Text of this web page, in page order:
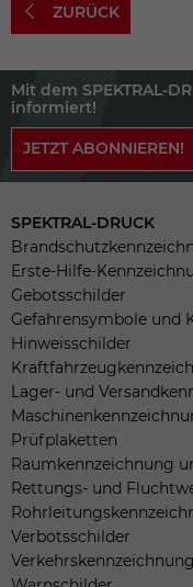
ZURÜCK
Mit dem SPEKTRAL-
informiert!
JETZT ABONNIEREN!
SPEKTRAL-DRUCK
Erste-Hilfe-
Gebotsschilder
Gefahrensymbole und
Hinweisschilder
Lager- und
Prüfplaketten
Raumkennzeichnung
Rettungs- und
Verbotsschilder
Verkehrskennzeichnung